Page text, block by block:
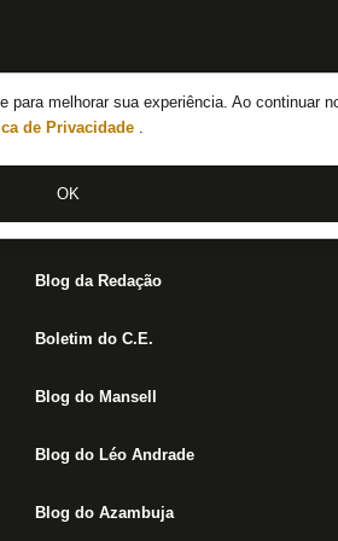
para melhorar sua experiência. Ao continuar
de Privacidade .
OK
Notícias do Botafogo
Fórum
Jogos
Blog da Redação
Boletim do C.E.
Blog do Mansell
Blog do Léo Andrade
Blog do Azambuja
Davide Ancelotti como
como empecilho